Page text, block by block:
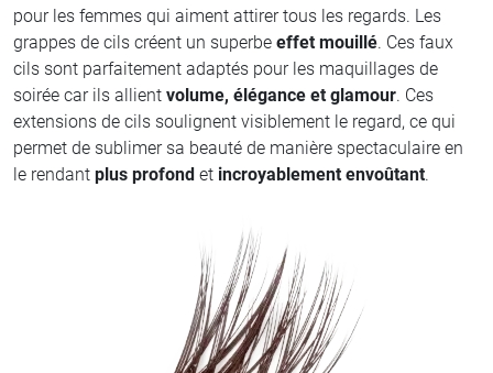
pour les femmes qui aiment attirer tous les regards. Les
grappes de cils créent un superbe effet mouillé. Ces faux
cils sont parfaitement adaptés pour les maquillages de
soirée car ils allient volume, élégance et glamour. Ces
extensions de cils soulignent visiblement le regard, ce qui
permet de sublimer sa beauté de manière spectaculaire en
le rendant plus profond et incroyablement envoûtant.